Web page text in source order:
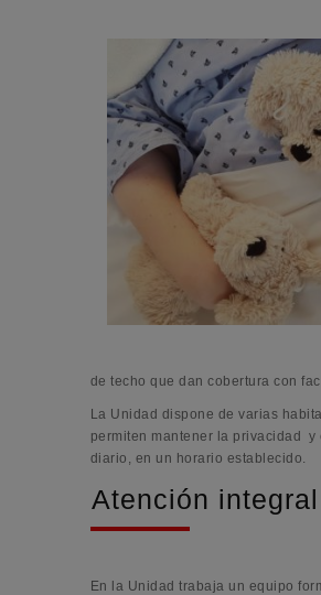
de techo que dan cobertura con
La Unidad dispone de varias
permiten mantener la privacidad
diario, en un horario establecido.
Atención integral
En la Unidad trabaja un equipo